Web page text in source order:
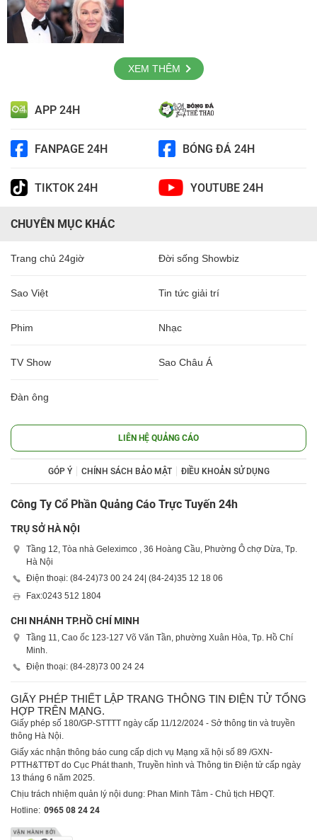
XEM THÊM
APP 24H
FANPAGE 24H BÓNG ĐÁ 24H
TIKTOK 24H YOUTUBE 24H
CHUYÊN MỤC KHÁC
Trang chủ 24giờ Đời sống Showbiz
Sao Việt Tin tức giải trí
Phim Nhạc
TV Show Sao Châu Á
Đàn ông
LIÊN HỆ QUẢNG CÁO
GÓP Ý CHÍNH SÁCH BẢO MẬT ĐIỀU KHOẢN SỬ DỤNG
Công Ty Cổ Phần Quảng Cáo Trực Tuyến 24h
TRỤ SỞ HÀ NỘI
Tầng 12, Tòa nhà Geleximco , 36 Hoàng Cầu, Phường Ô chợ Dừa, Tp.
Hà Nội
Điện thoại: (84-24)73 00 24 24 | (84-24)35 12 18 06
Fax:0243 512 1804
CHI NHÁNH TP.HỒ CHÍ MINH
Tầng 11, Cao ốc 123-127 Võ Văn Tần, phường Xuân Hòa, Tp. Hồ Chí
Minh.
Điện thoại: (84-28)73 00 24 24
GIẤY PHÉP THIẾT LẬP TRANG THÔNG TIN ĐIỆN TỬ TỔNG
HỢP TRÊN MẠNG.
Giấy phép số 180/GP-STTTT ngày cấp 11/12/2024 - Sở thông tin và truyền
thông Hà Nội.
Giấy xác nhận thông báo cung cấp dịch vụ Mạng xã hội số 89 /GXN-
PTTH&TTĐT do Cục Phát thanh, Truyền hình và Thông tin Điện tử cấp ngày
13 tháng 6 năm 2025.
Chịu trách nhiệm quản lý nội dung: Phan Minh Tâm - Chủ tịch HĐQT.
Hotline: 0965 08 24 24